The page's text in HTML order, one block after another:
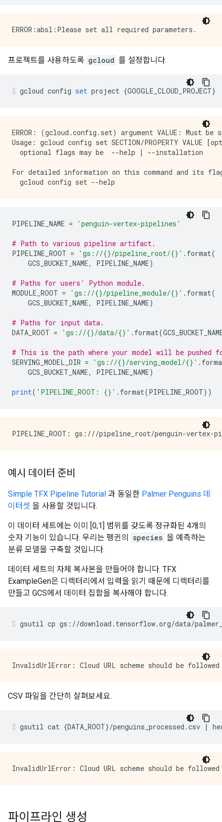
프로젝트를 사용하도록 gcloud 를 설정합니다.
gcloud config set project {GOOGLE_CLOUD_PROJECT}
ERROR: (gcloud.config.set) argument VALUE: Must be
Usage: gcloud config set SECTION/PROPERTY VALUE
  optional flags may be  --help | --installation
For detailed information on this command and its
PIPELINE_NAME = 'penguin-vertex-pipelines'
# Path to various pipeline artifact.
PIPELINE_ROOT = 'gs://{}/pipeline_root/{}' . format(
GCS_BUCKET_NAME, PIPELINE_NAME)
# Paths for users' Python module.
MODULE_ROOT = 'gs://{}/pipeline_module/{}' . format(
GCS_BUCKET_NAME, PIPELINE_NAME)
# Paths for input data.
DATA_ROOT = 'gs://{}/data/{}' . format(
# This is the path where your model will be pushed
SERVING_MODEL_DIR = 'gs://{}/serving_model/{}' .
GCS_BUCKET_NAME, PIPELINE_NAME)
print( 'PIPELINE_ROOT: {}' . format(PIPELINE_ROOT))
예시 데이터 준비
Simple TFX Pipeline Tutorial 과 동일한 Palmer Penguins 데
이터셋 을 사용할 것입니다.
이 데이터 세트에는 이미 [0,1] 범위를 갖도록 정규화된 4개의
숫자 기능이 있습니다. 우리는 펭귄의
species 을 예측하는
분류 모델을 구축할 것입니다.
데이터 세트의 자체 복사본을 만들어야 합니다. TFX
ExampleGen은 디렉터리에서 입력을 읽기 때문에 디렉터리를
만들고 GCS에서 데이터 집합을 복사해야 합니다.
gsutil cp gs ://download . tensorflow.org/data/
CSV 파일을 간단히 살펴보세요.
gsutil cat {DATA_ROOT}/penguins_processed .csv |
파이프라인 생성